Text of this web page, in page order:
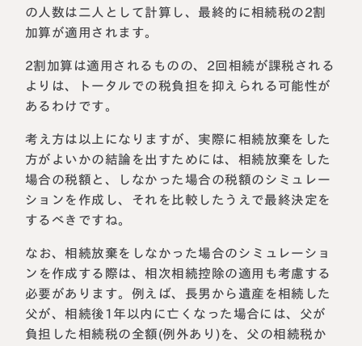
の人数は二人として計算し、最終的に相続税の2割
加算が適用されます。
2割加算は適用されるものの、2回相続が課税される
よりは、トータルでの税負担を抑えられる可能性が
あるわけです。
考え方は以上になりますが、実際に相続放棄をした
方がよいかの結論を出すためには、相続放棄をした
場合の税額と、しなかった場合の税額のシミュレー
ションを作成し、それを比較したうえで最終決定を
するべきですね。
なお、相続放棄をしなかった場合のシミュレーショ
ンを作成する際は、相次相続控除の適用も考慮する
必要があります。例えば、長男から遺産を相続した
父が、相続後1年以内に亡くなった場合には、父が
負担した相続税の全額(例外あり)を、父の相続税か